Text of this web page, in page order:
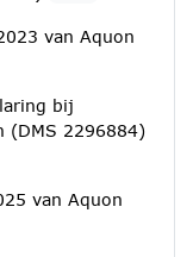
van Aquon
bij
(DMS 2296884)
van Aquon